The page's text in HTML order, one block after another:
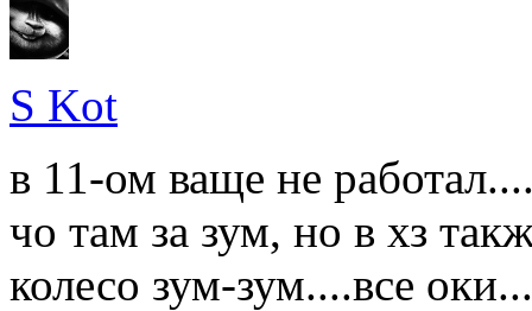
S Kot
в 11-ом ваще не
чо там за зум, но в хз
колесо зум-зум....все